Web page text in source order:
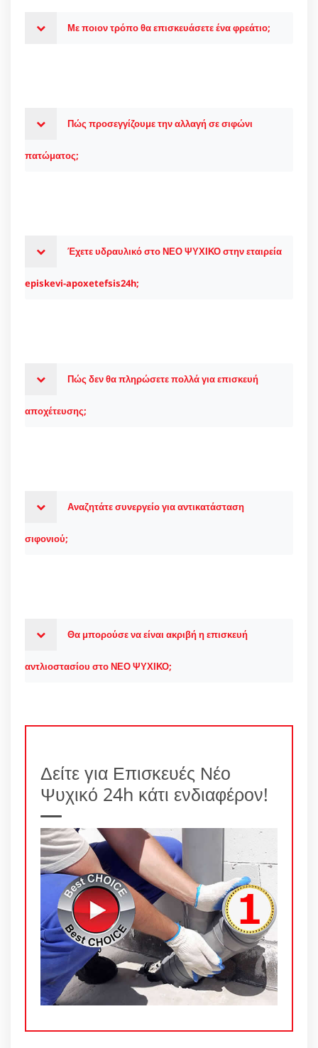
Με ποιον τρόπο θα επισκευάσετε ένα φρεάτιο;
Πώς προσεγγίζουμε την αλλαγή σε σιφώνι
πατώματος;
Έχετε υδραυλικό στο ΝΕΟ ΨΥΧΙΚΟ στην εταιρεία
episkevi-apoxetefsis24h;
Πώς δεν θα πληρώσετε πολλά για επισκευή
αποχέτευσης;
Αναζητάτε συνεργείο για αντικατάσταση
σιφονιού;
Θα μπορούσε να είναι ακριβή η επισκευή
αντλιοστασίου στο ΝΕΟ ΨΥΧΙΚΟ;
Δείτε για Επισκευές Νέο
Ψυχικό 24h κάτι ενδιαφέρον!